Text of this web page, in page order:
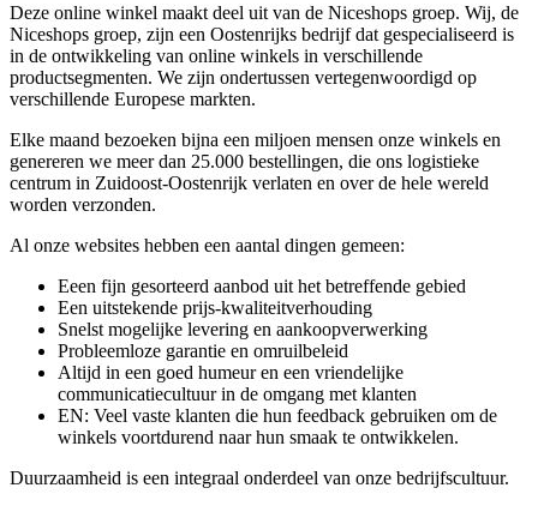
Deze online winkel maakt deel uit van de Niceshops groep. Wij, de
Niceshops groep, zijn een Oostenrijks bedrijf dat gespecialiseerd is
in de ontwikkeling van online winkels in verschillende
productsegmenten. We zijn ondertussen vertegenwoordigd op
verschillende Europese markten.
Elke maand bezoeken bijna een miljoen mensen onze winkels en
genereren we meer dan 25.000 bestellingen, die ons logistieke
centrum in Zuidoost-Oostenrijk verlaten en over de hele wereld
worden verzonden.
Al onze websites hebben een aantal dingen gemeen:
Eeen fijn gesorteerd aanbod uit het betreffende gebied
Een uitstekende prijs-kwaliteitverhouding
Snelst mogelijke levering en aankoopverwerking
Probleemloze garantie en omruilbeleid
Altijd in een goed humeur en een vriendelijke
communicatiecultuur in de omgang met klanten
EN: Veel vaste klanten die hun feedback gebruiken om de
winkels voortdurend naar hun smaak te ontwikkelen.
Duurzaamheid is een integraal onderdeel van onze bedrijfscultuur.